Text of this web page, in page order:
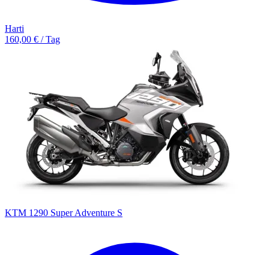
Harti
160,00 € / Tag
KTM 1290 Super Adventure S